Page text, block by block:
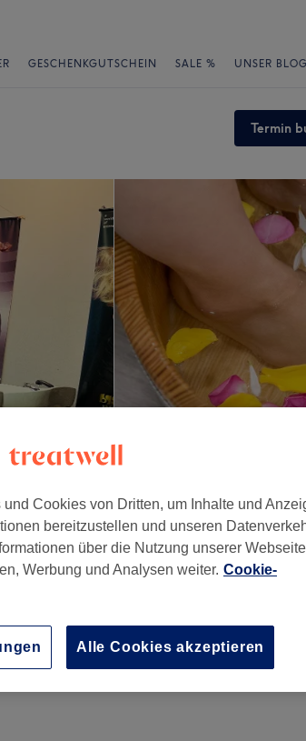
GESCHENKGUTSCHEIN SALE % UNSER BLOG
Termin
anzeigen
Cookies von Dritten, um Inhalte und
bereitzustellen und unseren
über die Nutzung unserer
Werbung und Analysen weiter. Cookie-
Alle Cookies akzeptieren